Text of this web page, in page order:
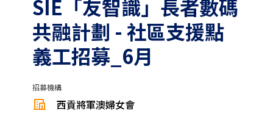
SIE「友智識」長者數碼
共融計劃 - 社區支援點
義工招募_6月
招募機構
西貢將軍澳婦女會